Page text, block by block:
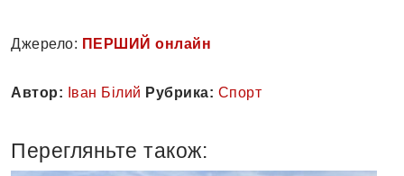
Джерело: ПЕРШИЙ онлайн
Автор: Іван Білий Рубрика: Спорт
Перегляньте також: